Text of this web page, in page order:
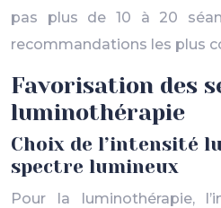
pas plus de 10 à 20
recommandations les plus
Favorisation des
luminothérapie
Choix de l’intensité
spectre lumineux
Pour la luminothérapie,